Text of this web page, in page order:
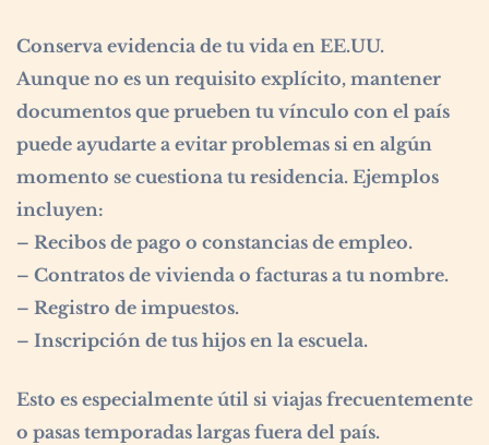
Conserva evidencia de tu vida en EE.UU.
Aunque no es un requisito explícito, mantener
documentos que prueben tu vínculo con el país
puede ayudarte a evitar problemas si en algún
momento se cuestiona tu residencia. Ejemplos
incluyen:
– Recibos de pago o constancias de empleo.
– Contratos de vivienda o facturas a tu nombre.
– Registro de impuestos.
– Inscripción de tus hijos en la escuela.
Esto es especialmente útil si viajas frecuentemente
o pasas temporadas largas fuera del país.